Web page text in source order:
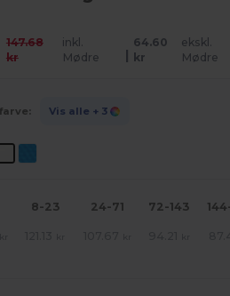
147.68
kr
inkl.
Mødre
|
64.60
kr
ekskl.
Mødre
Vis alle + 3
8-23 24-71 72-143